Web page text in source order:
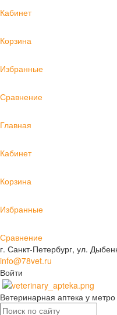
Кабинет
Корзина
Избранные
Сравнение
Главная
Кабинет
Корзина
Избранные
Сравнение
г. Санкт-Петербург, ул.
info@78vet.ru
Войти
Ветеринарная аптека у